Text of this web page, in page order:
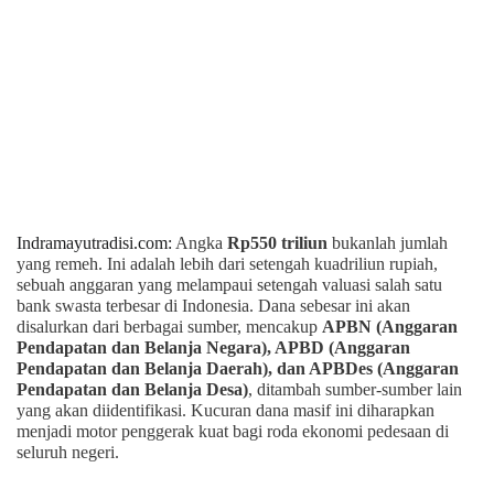
Indramayutradisi.com: Angka Rp550 triliun bukanlah jumlah
yang remeh. Ini adalah lebih dari setengah kuadriliun rupiah,
sebuah anggaran yang melampaui setengah valuasi salah satu
bank swasta terbesar di Indonesia. Dana sebesar ini akan
disalurkan dari berbagai sumber, mencakup APBN (Anggaran
Pendapatan dan Belanja Negara), APBD (Anggaran
Pendapatan dan Belanja Daerah), dan APBDes (Anggaran
Pendapatan dan Belanja Desa), ditambah sumber-sumber lain
yang akan diidentifikasi. Kucuran dana masif ini diharapkan
menjadi motor penggerak kuat bagi roda ekonomi pedesaan di
seluruh negeri.